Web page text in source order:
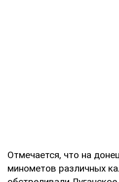
Отмечается, что на
минометов различных